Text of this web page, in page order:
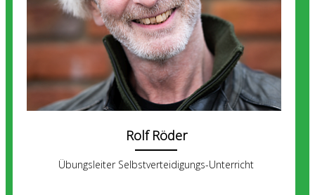
Rolf Röder
Übungsleiter Selbstverteidigungs-Unterricht